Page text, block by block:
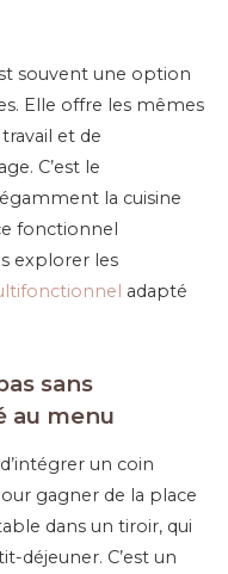
souvent une option
Elle offre les mêmes
et de
C’est le
la cuisine
fonctionnel
explorer les
adapté
sans
au menu
un coin
gagner de la place
dans un tiroir, qui
déjeuner. C’est un